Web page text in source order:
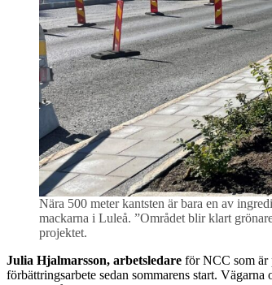
Nära 500 meter kantsten är bara en av
mackarna i Luleå. ”Området blir klart
projektet.
Julia Hjalmarsson, arbetsledare för NCC som är
förbättringsarbete sedan sommarens start.